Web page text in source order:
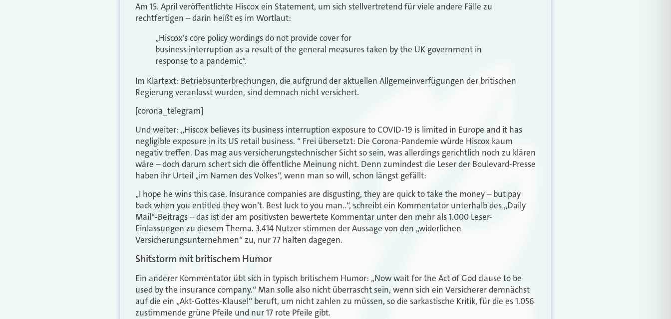
Am 15. April veröffentlichte Hiscox ein Statement, um sich stellvertretend für viele andere Fälle zu
rechtfertigen – darin heißt es im Wortlaut:
„Hiscox’s core policy wordings do not provide cover for
business interruption as a result of the general measures taken by the UK government in
response to a pandemic“.
Im Klartext: Betriebsunterbrechungen, die aufgrund der aktuellen Allgemeinverfügungen der britischen
Regierung veranlasst wurden, sind demnach nicht versichert.
[corona_telegram]
Und weiter: „Hiscox believes its business interruption exposure to COVID-19 is limited in Europe and it has
negligible exposure in its US retail business. “ Frei übersetzt: Die Corona-Pandemie würde Hiscox kaum
negativ treffen. Das mag aus versicherungstechnischer Sicht so sein, was allerdings gerichtlich noch zu klären
wäre – doch darum schert sich die öffentliche Meinung nicht. Denn zumindest die Leser der Boulevard-Presse
haben ihr Urteil „im Namen des Volkes“, wenn man so will, schon längst gefällt:
„I hope he wins this case. Insurance companies are disgusting, they are quick to take the money – but pay
back when you entitled they won’t. Best luck to you man..“, schreibt ein Kommentator unterhalb des „Daily
Mail“-Beitrags – das ist der am positivsten bewertete Kommentar unter den mehr als 1.000 Leser-
Einlassungen zu diesem Thema. 3.414 Nutzer stimmen der Aussage von den „widerlichen
Versicherungsunternehmen“ zu, nur 77 halten dagegen.
Shitstorm mit britischem Humor
Ein anderer Kommentator übt sich in typisch britischem Humor: „Now wait for the Act of God clause to be
used by the insurance company.“ Man solle also nicht überrascht sein, wenn sich ein Versicherer demnächst
auf die ein „Akt-Gottes-Klausel“ beruft, um nicht zahlen zu müssen, so die sarkastische Kritik, für die es 1.056
zustimmende grüne Pfeile und nur 17 rote Pfeile gibt.